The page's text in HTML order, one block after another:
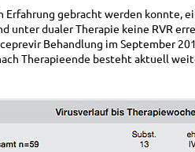
gebracht werden konnte,
unter dualer Therapie keine RVR
Behandlung im September
Therapieende besteht aktuell